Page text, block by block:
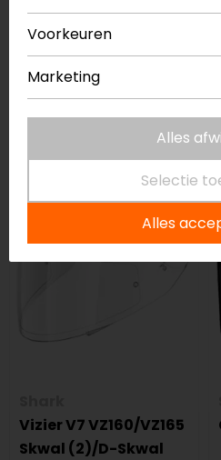
Schuberth
S2/C3/C3 Pro Vizier
-7%
Vizier V7 VZ160/VZ165
Skwal (2)/D-Skwal
Voorkeuren
Marketing
Alles
Selectie
Alles